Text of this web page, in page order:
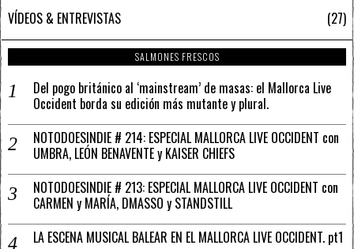
VÍDEOS & ENTREVISTAS
27
SALMONES FRESCOS
Del pogo británico al ‘mainstream’ de masas: el Mallorca Live
Occident borda su edición más mutante y plural.
NOTODOESINDIE # 214: ESPECIAL MALLORCA LIVE OCCIDENT con
UMBRA, LEÓN BENAVENTE y KAISER CHIEFS
NOTODOESINDIE # 213: ESPECIAL MALLORCA LIVE OCCIDENT con
CARMEN y MARÍA, DMASSO y STANDSTILL
LA ESCENA MUSICAL BALEAR EN EL MALLORCA LIVE OCCIDENT. pt1